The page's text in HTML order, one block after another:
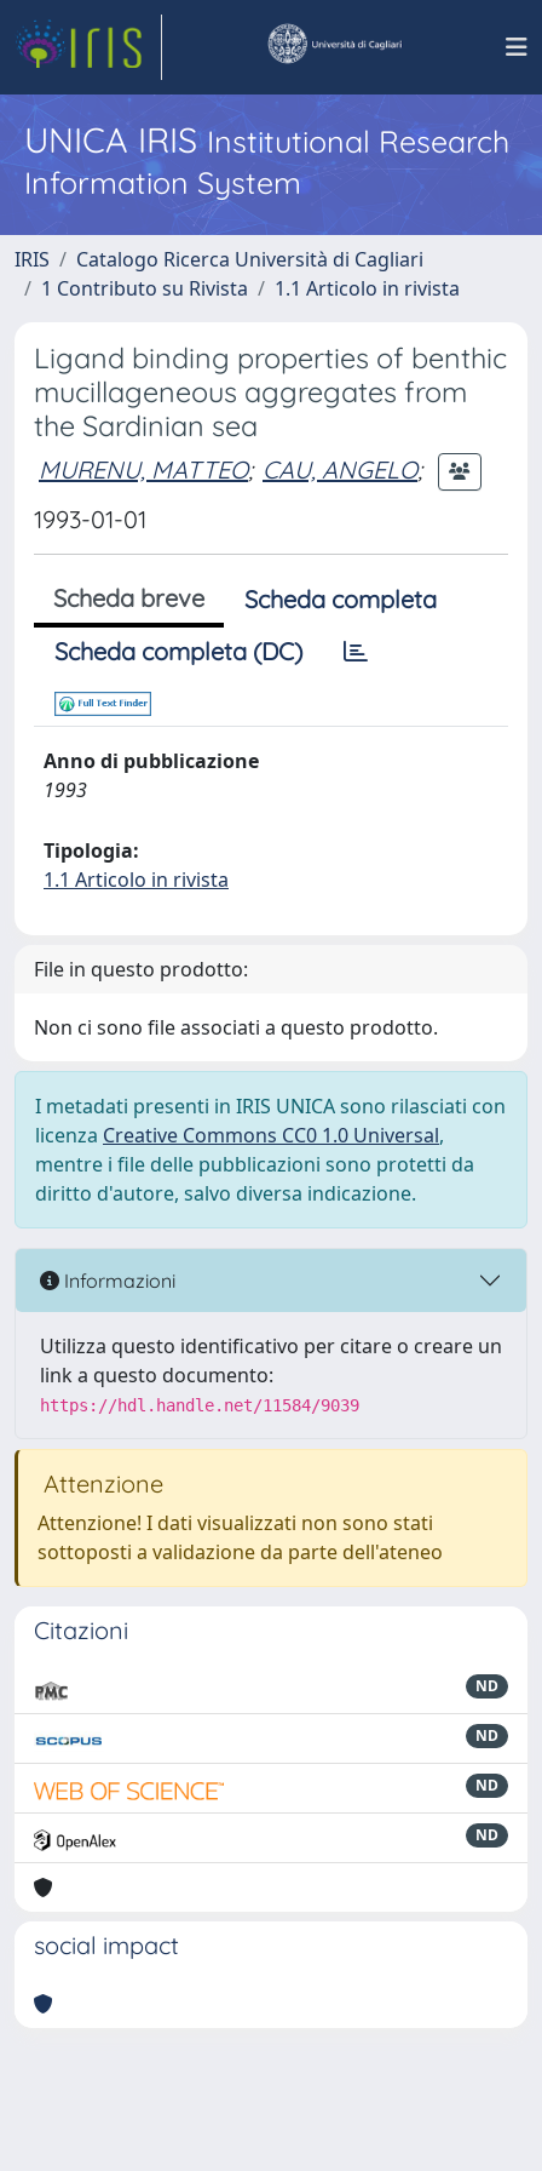
UNICA IRISInstitutional Research
Information System
IRIS
Catalogo Ricerca Università di Cagliari
1 Contributo su Rivista
1.1 Articolo in rivista
Ligand binding properties of benthic
mucillageneous aggregates from
the Sardinian sea
MURENU, MATTEO; CAU, ANGELO;
1993-01-01
Scheda breve
Scheda completa
Scheda completa (DC)
Anno di pubblicazione
1993
Tipologia:
1.1 Articolo in rivista
File in questo prodotto:
Non ci sono file associati a questo prodotto.
I metadati presenti in IRIS UNICA sono rilasciati con
licenza Creative Commons CC0 1.0 Universal,
mentre i file delle pubblicazioni sono protetti da
diritto d'autore, salvo diversa indicazione.
Informazioni
Utilizza questo identificativo per citare o creare un
link a questo documento:
https://hdl.handle.net/11584/9039
Attenzione
Attenzione! I dati visualizzati non sono stati
sottoposti a validazione da parte dell'ateneo
Citazioni
ND
ND
ND
ND
social impact